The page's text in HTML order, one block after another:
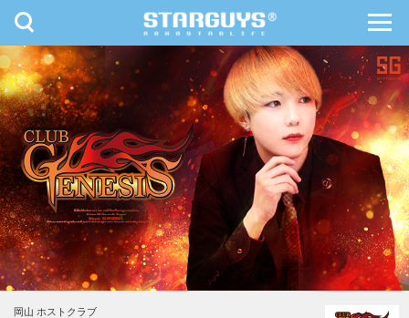
九州・沖縄 北海道・東北
toggle
navigation
岡山 ホストクラブ